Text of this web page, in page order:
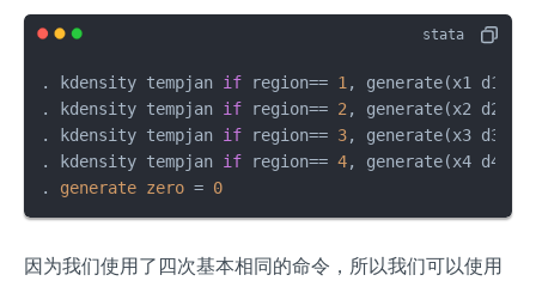
. kdensity tempjan if region== 1 , generate(x1 d1)
. kdensity tempjan if region== 2 , generate(x2 d2)
. kdensity tempjan if region== 3, generate(x3 d3)
. kdensity tempjan if region== 4, generate(x4 d4)
. generate zero = 0
因为我们使用了四次基本相同的命令，所以我们可以使用